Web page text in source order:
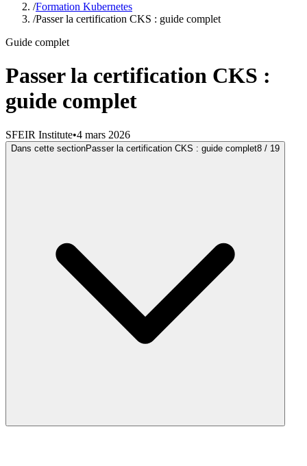
/Formation Kubernetes
/Passer la certification CKS : guide complet
Guide complet
Passer la certification CKS :
guide complet
SFEIR Institute•4 mars 2026
Dans cette sectionPasser la certification CKS : guide complet8 / 19